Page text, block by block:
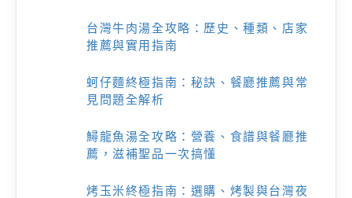
台灣牛肉湯全攻略：歷史、種類、店家
推薦與實用指南
蚵仔麵終極指南：秘訣、餐廳推薦與常
見問題全解析
鱘龍魚湯全攻略：營養、食譜與餐廳推
薦，滋補聖品一次搞懂
烤玉米終極指南：選購、烤製與台灣夜